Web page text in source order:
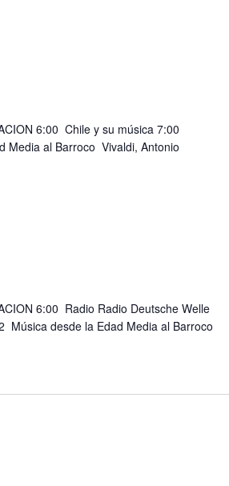
6:00 Chile y su música 7:00
Media al Barroco Vivaldi, Antonio
6:00 Radio Radio Deutsche Welle
desde la Edad Media al Barroco